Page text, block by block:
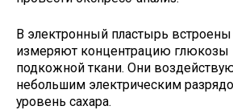
В электронный пластырь
измеряют концентрацию глюкозы
подкожной ткани. Они
небольшим электрическим
уровень сахара.